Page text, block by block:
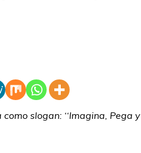
slogan: ‘‘Imagina, Pega